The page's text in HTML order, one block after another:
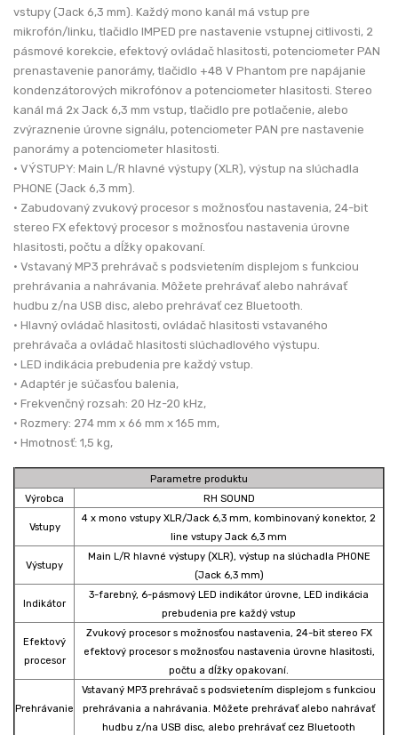
vstupy (Jack 6,3 mm). Každý mono kanál má vstup pre
mikrofón/linku, tlačidlo IMPED pre nastavenie vstupnej citlivosti, 2
pásmové korekcie, efektový ovládač hlasitosti, potenciometer PAN
prenastavenie panorámy, tlačidlo +48 V Phantom pre napájanie
kondenzátorových mikrofónov a potenciometer hlasitosti. Stereo
kanál má 2x Jack 6,3 mm vstup, tlačidlo pre potlačenie, alebo
zvýraznenie úrovne signálu, potenciometer PAN pre nastavenie
panorámy a potenciometer hlasitosti.
• VÝSTUPY: Main L/R hlavné výstupy (XLR), výstup na slúchadla
PHONE (Jack 6,3 mm).
• Zabudovaný zvukový procesor s možnosťou nastavenia, 24-bit
stereo FX efektový procesor s možnosťou nastavenia úrovne
hlasitosti, počtu a dĺžky opakovaní.
• Vstavaný MP3 prehrávač s podsvietením displejom s funkciou
prehrávania a nahrávania. Môžete prehrávať alebo nahrávať
hudbu z/na USB disc, alebo prehrávať cez Bluetooth.
• Hlavný ovládač hlasitosti, ovládač hlasitosti vstavaného
prehrávača a ovládač hlasitosti slúchadlového výstupu.
• LED indikácia prebudenia pre každý vstup.
• Adaptér je súčasťou balenia,
• Frekvenčný rozsah: 20 Hz-20 kHz,
• Rozmery: 274 mm x 66 mm x 165 mm,
• Hmotnosť: 1,5 kg,
Parametre produktu
Výrobca
RH SOUND
Vstupy
4 x mono vstupy XLR/Jack 6,3 mm, kombinovaný konektor, 2
line vstupy Jack 6,3 mm
Výstupy
Main L/R hlavné výstupy (XLR), výstup na slúchadla PHONE
(Jack 6,3 mm)
Indikátor
3-farebný, 6-pásmový LED indikátor úrovne, LED indikácia
prebudenia pre každý vstup
Efektový
procesor
Zvukový procesor s možnosťou nastavenia, 24-bit stereo FX
efektový procesor s možnosťou nastavenia úrovne hlasitosti,
počtu a dĺžky opakovaní.
Prehrávanie
Vstavaný MP3 prehrávač s podsvietením displejom s funkciou
prehrávania a nahrávania. Môžete prehrávať alebo nahrávať
hudbu z/na USB disc, alebo prehrávať cez Bluetooth